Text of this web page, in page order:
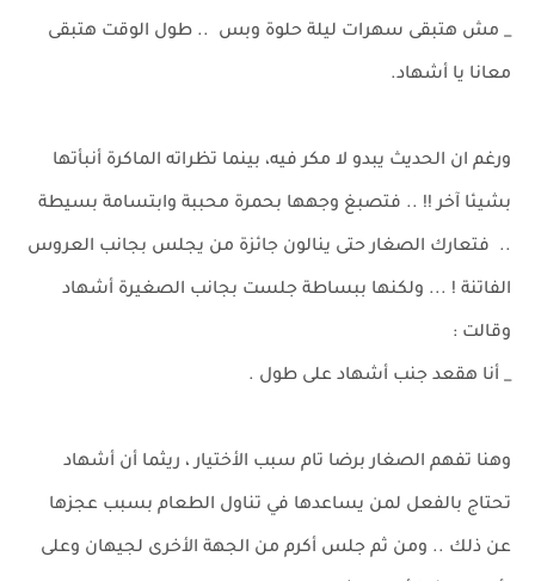
_ مش هتبقى سهرات ليلة حلوة وبس .. طول الوقت هتبقى
معانا يا أشهاد.
ورغم ان الحديث يبدو لا مكر فيه، بينما تظراته الماكرة أنبأتها
بشيئا آخر !! .. فتصبغ وجهها بحمرة محببة وابتسامة بسيطة
.. فتعارك الصغار حتى ينالون جائزة من يجلس بجانب العروس
الفاتنة ! ... ولكنها ببساطة جلست بجانب الصغيرة أشهاد
وقالت :
_ أنا هقعد جنب أشهاد على طول .
وهنا تفهم الصغار برضا تام سبب الأختيار ، ريثما أن أشهاد
تحتاج بالفعل لمن يساعدها في تناول الطعام بسبب عجزها
عن ذلك .. ومن ثم جلس أكرم من الجهة الأخرى لجيهان وعلى